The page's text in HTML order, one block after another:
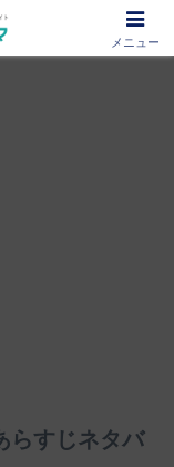
MIHOシネマ』
らすじネタバ
メニュー